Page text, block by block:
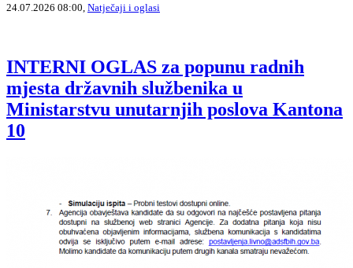
24.07.2026 08:00, Natječaji i oglasi
INTERNI OGLAS za popunu radnih
mjesta državnih službenika u
Ministarstvu unutarnjih poslova Kantona
10